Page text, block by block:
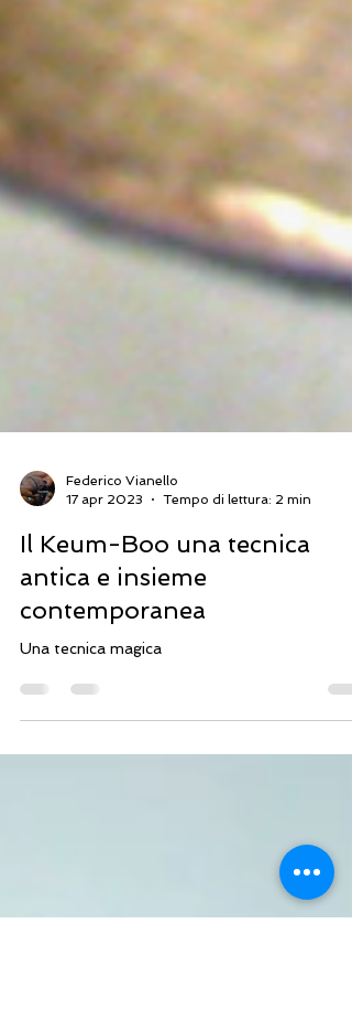
17 apr 2023
Tempo di lettura: 2 min
Il Keum-Boo una tecnica
antica e insieme
contemporanea